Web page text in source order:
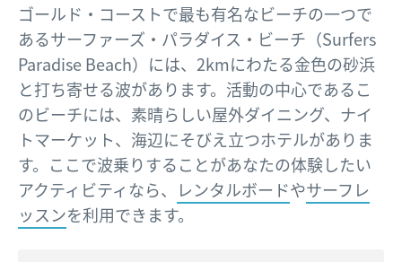
ゴールド・コーストで最も有名なビーチの一つで
あるサーファーズ・パラダイス・ビーチ（Surfers
Paradise Beach）には、2kmにわたる金色の砂浜
と打ち寄せる波があります。活動の中心であるこ
のビーチには、素晴らしい屋外ダイニング、ナイ
トマーケット、海辺にそびえ立つホテルがありま
す。ここで波乗りすることがあなたの体験したい
アクティビティなら、 レンタルボードやサーフレ
ッスンを利用できます。